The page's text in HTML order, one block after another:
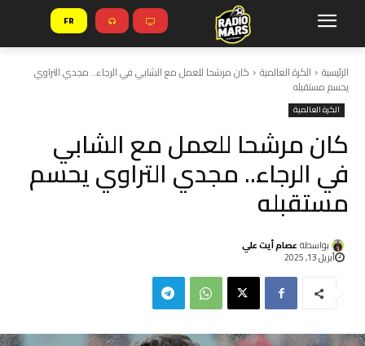
FR
الرئيسية الكرة العالمية كان مرشحا للعمل مع الشابي في الرجاء.. مجدي التراوي
يحسم مستقبله
الكرة العالمية
كان مرشحا للعمل مع الشابي
في الرجاء.. مجدي التراوي يحسم
مستقبله
بواسطة عصام أيت علي
أبريل 13, 2025